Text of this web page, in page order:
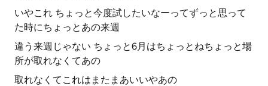
いやこれ ちょっと今度試したいなーってずっと思って
た時にちょっとあの来週
違う来週じゃない ちょっと6月はちょっとねちょっと場
所が取れなくてあの
取れなくてこれはまたまあいいやあの